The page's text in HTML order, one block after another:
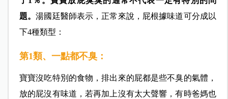
題。湯國廷醫師表示，正常來說，屁根據味道可分成以
下4種類型：
第1類、一點都不臭：
寶寶沒吃特別的食物，排出來的屁都是些不臭的氣體，
放的屁沒有味道，若再加上沒有太大聲響，有時爸媽也